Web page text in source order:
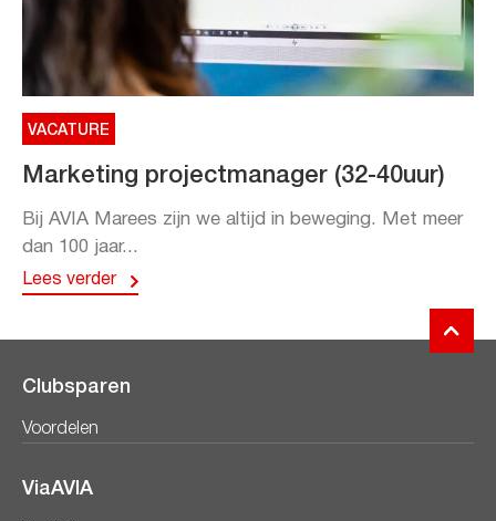
VACATURE
Marketing projectmanager (32-40uur)
Bij AVIA Marees zijn we altijd in beweging. Met meer
dan 100 jaar...
Lees verder
Clubsparen
Voordelen
ViaAVIA